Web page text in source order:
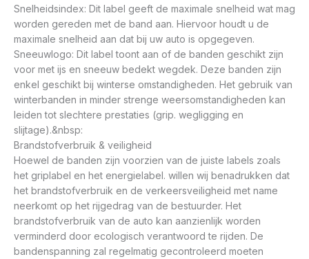
Snelheidsindex: Dit label geeft de maximale snelheid wat mag
worden gereden met de band aan. Hiervoor houdt u de
maximale snelheid aan dat bij uw auto is opgegeven.
Sneeuwlogo: Dit label toont aan of de banden geschikt zijn
voor met ijs en sneeuw bedekt wegdek. Deze banden zijn
enkel geschikt bij winterse omstandigheden. Het gebruik van
winterbanden in minder strenge weersomstandigheden kan
leiden tot slechtere prestaties (grip. wegligging en
slijtage).&nbsp:
Brandstofverbruik & veiligheid
Hoewel de banden zijn voorzien van de juiste labels zoals
het griplabel en het energielabel. willen wij benadrukken dat
het brandstofverbruik en de verkeersveiligheid met name
neerkomt op het rijgedrag van de bestuurder. Het
brandstofverbruik van de auto kan aanzienlijk worden
verminderd door ecologisch verantwoord te rijden. De
bandenspanning zal regelmatig gecontroleerd moeten